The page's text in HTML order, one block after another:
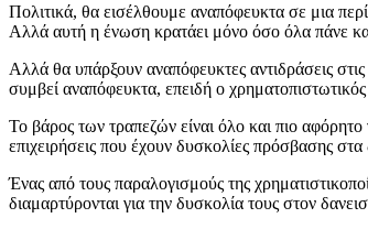
Πολιτικά, θα εισέλθουμε αναπόφευκτα σε μια
Αλλά αυτή η ένωση κρατάει μόνο όσο όλα πάνε
Αλλά θα υπάρξουν αναπόφευκτες αντιδράσεις
συμβεί αναπόφευκτα, επειδή ο χρηματοπιστωτικός
Το βάρος των τραπεζών είναι όλο και πιο αφόρητο
επιχειρήσεις που έχουν δυσκολίες πρόσβασης στα
Ένας από τους παραλογισμούς της
διαμαρτύρονται για την δυσκολία τους στον